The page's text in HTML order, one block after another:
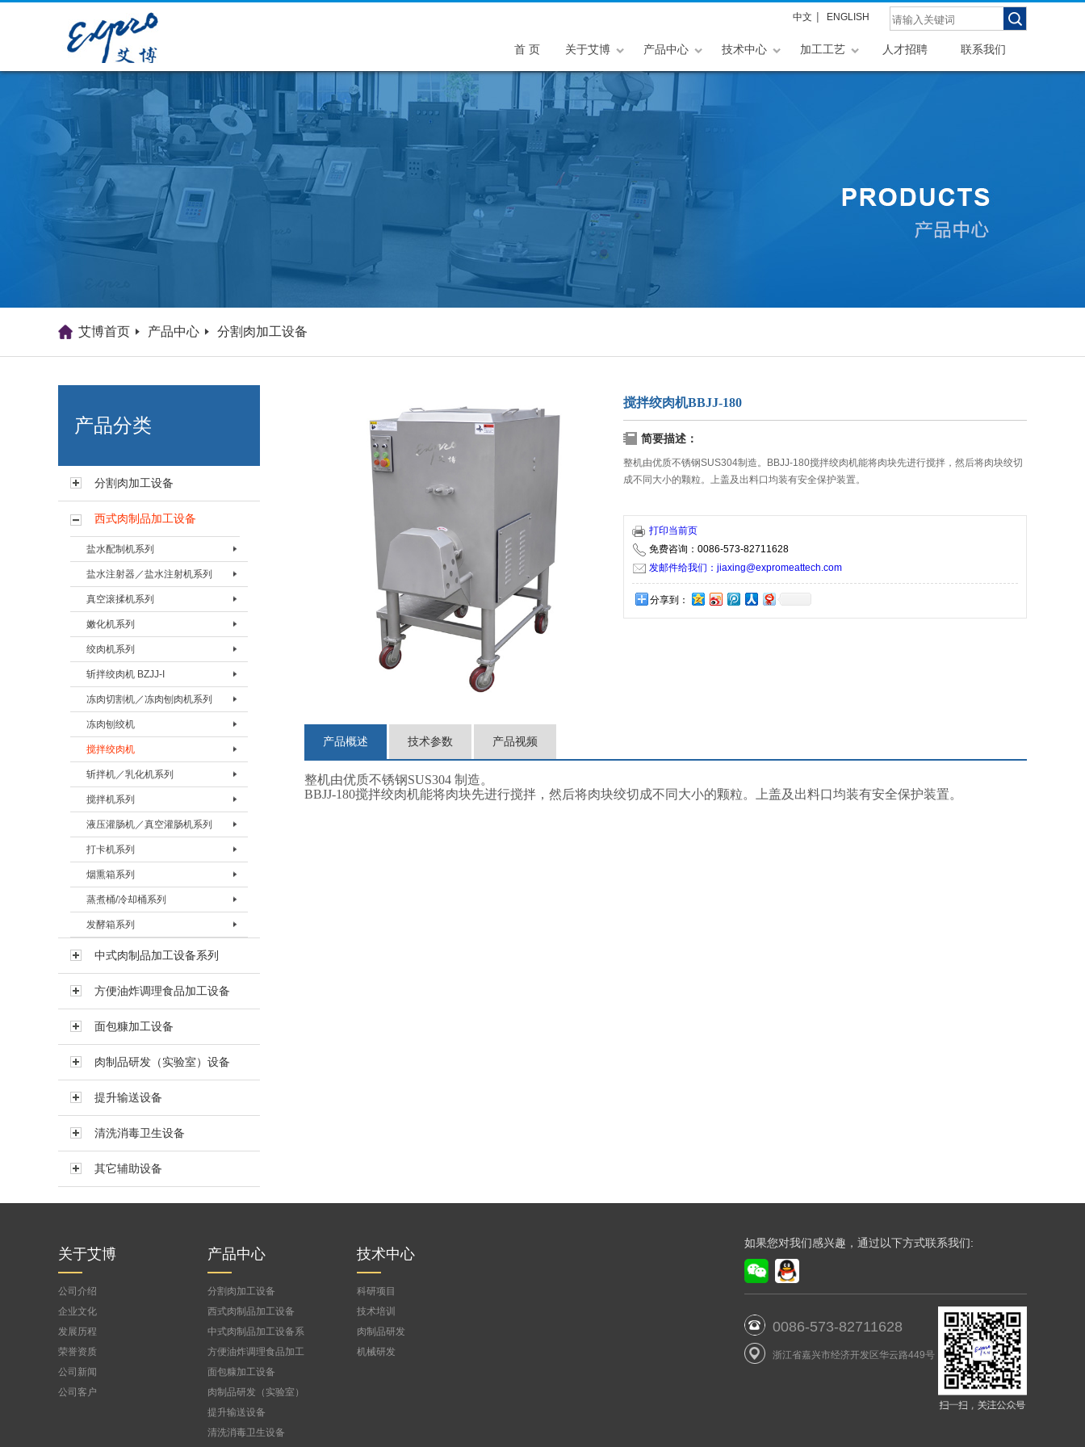
艾博肉类科技（浙江）有限
中文 | ENGLISH
联系我们
人才招聘
加工工艺
技术中心
产品中心
关于艾博
首 页
艾博首页 产品中心 分割肉加工设备
产品分类
分割肉加工设备
西式肉制品加工设备
盐水配制机系列
盐水配置机BPZJ-80
盐水配置机BPZJ-200
盐水配置机BPZJ-600
盐水注射器／盐水注射机系列
盐水注射器BZSQ-I
盐水注射器BZSQ-II
盐水注射机BZSJ-12
盐水注射机BZSJ-20
盐水注射机BZSJ-52
盐水注射机 BZSJ-30H
真空滚揉机系列
真空搅拌按摩机 BAMJ-60L
真空搅拌按摩机 BAMJ-125L
真空搅拌按摩机 BAMJ-280L
真空滚揉机BVRJ-40
真空滚揉机BVRJ-150
真空滚揉机BVRJ-280
真空滚揉机BVRJ-350
真空滚揉机BVRJ-500
真空滚揉机BVRJ-750
真空滚揉机BVRJ-1000
真空滚揉机BVRJ-1500
真空滚揉机BVRJ-3000
嫩化机系列
嫩化机BNHJ-I
嫩化机BNHJ-II
嫩化机BNHJ-III
绞肉机系列
绞肉机BJRJ-82
绞肉机BJRJ-98A
绞肉机BJRJ-98B
绞肉机BJRJ-130
绞肉机BJRJ-160A
绞肉机BJRJ-160B
绞肉机BJRJ-200A
冻肉绞肉机BJRJ-200D
斩拌绞肉机 BZJJ-I
斩拌绞肉机BJZJ-40
冻肉切割机／冻肉刨肉机系列
冻肉切割机BDQJ-I
冻肉刨肉机BBRJ-II
冻肉刨绞机
冻肉刨绞机 BBJJ-130
冻肉刨绞机BBJJ-200
搅拌绞肉机
搅拌绞肉机BBJJ-80
搅拌绞肉机BBJJ-180
斩拌机／乳化机系列
斩拌机BZBJ-20
斩拌机BZBJ-40
斩拌机BZBJ-40B
斩拌机BZBJ-80
斩拌机BZBJ-80B
斩拌机BZBJ-130
斩拌机BZBJ-130B
真空斩拌机BZBJ-130V
斩拌机BZBJ-200B
斩拌机BZBJ-330B
搅拌机系列
搅拌机BJBJ-60F
搅拌机BJBJ-150F
搅拌机BJBJ-300D
搅拌机BJBJ-300FS
搅拌机BJBJ-300
搅拌机BJBJ-500
搅拌机BJBJ-750
搅拌机BJBJ-1000
搅拌机BJBJ-1500
真空搅拌机BVBJ-150F
真空搅拌机BVBJ-300FS
真空搅拌机BVBJ-300
真空搅拌机BVBJ-500
真空搅拌机BVBJ-1500
液压灌肠机／真空灌肠机系列
液压灌肠机BYGJ-20
真空灌肠机BVGJ-2000
真空灌肠机BVGJ-4000
真空灌肠机BVGJ-6000
打卡机系列
打卡机BDKJ-I
打卡机BDKJ-II-S
打卡机BDKJ-II-C
烟熏箱系列
烟熏箱BYXX-50
烟熏箱BYXX-I
烟熏箱BYXX-II
烟熏箱BYXX-III
蒸煮桶/冷却桶系列
蒸煮桶BZZT-I
蒸煮桶BZZT-II
蒸煮桶BZZT-III
蒸煮桶BZZT-IV-150
蒸煮桶BZZT-IV-300
发酵箱系列
发酵箱
中式肉制品加工设备系列
方便油炸调理食品加工设备
面包糠加工设备
肉制品研发（实验室）设备
提升输送设备
清洗消毒卫生设备
其它辅助设备
搅拌绞肉机BBJJ-180
简要描述：
整机由优质不锈钢SUS304制造。BBJJ-180搅拌绞肉机能将肉块先进行搅拌，然后将肉块绞切
成不同大小的颗粒。上盖及出料口均装有安全保护装置。
打印当前页
免费咨询：0086-573-82711628
发邮件给我们：jiaxing@expromeattech.com
分享到：
产品概述 技术参数 产品视频
整机由优质不锈钢SUS304 制造。
BBJJ-180搅拌绞肉机能将肉块先进行搅拌，然后将肉块绞切成不同大小的颗粒。上盖及出料口均装有安全保护装置。
关于艾博
公司介绍
企业文化
发展历程
荣誉资质
公司新闻
公司客户
产品中心
分割肉加工设备
西式肉制品加工设备
中式肉制品加工设备系
列
方便油炸调理食品加工
设备
面包糠加工设备
肉制品研发（实验室）
设备
提升输送设备
清洗消毒卫生设备
技术中心
科研项目
技术培训
肉制品研发
机械研发
如果您对我们感兴趣，通过以下方式联系我们:
0086-573-82711628
浙江省嘉兴市经济开发区华云路449号